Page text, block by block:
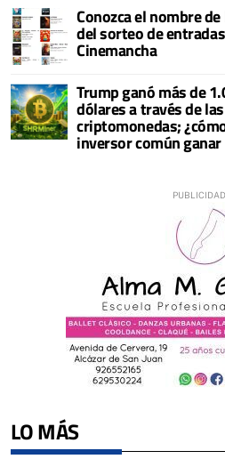
Conozca el nombre
del sorteo de
Cinemancha
Trump ganó más de
dólares a través de las
criptomonedas;
inversor común
LO MÁS